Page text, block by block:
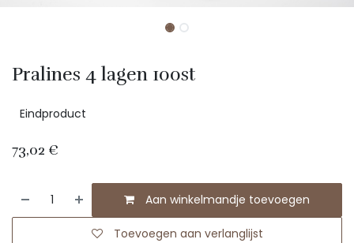
Pralines 4 lagen 100st
Eindproduct
73,02 €
Aan winkelmandje toevoegen
Toevoegen aan verlanglijst